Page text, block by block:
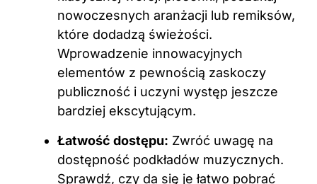
nowoczesnych aranżacji lub remiksów,
które dodadzą świeżości.
Wprowadzenie innowacyjnych
elementów z pewnością zaskoczy
publiczność i uczyni występ jeszcze
bardziej ekscytującym.
Łatwość dostępu: Zwróć uwagę na
dostępność podkładów muzycznych.
Sprawdź, czy da się je łatwo pobrać